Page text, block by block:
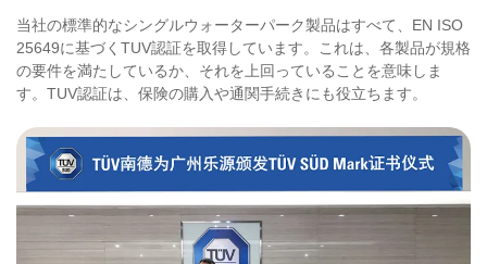
当社の標準的なシングルウォーターパーク製品はすべて、EN ISO
25649に基づくTUV認証を取得しています。これは、各製品が規格
の要件を満たしているか、それを上回っていることを意味しま
す。TUV認証は、保険の購入や通関手続きにも役立ちます。